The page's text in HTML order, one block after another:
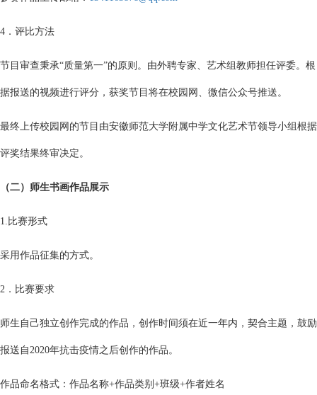
4．评比方法
节目审查秉承“质量第一”的原则。由外聘专家、艺术组教师担任评委。根
据报送的视频进行评分，获奖节目将在校园网、微信公众号推送。
最终上传校园网的节目由安徽师范大学附属中学文化艺术节领导小组根据
评奖结果终审决定。
（二）师生书画作品展示
1.比赛形式
采用作品征集的方式。
2．比赛要求
师生自己独立创作完成的作品，创作时间须在近一年内，契合主题，鼓励
报送自2020年抗击疫情之后创作的作品。
作品命名格式：作品名称+作品类别+班级+作者姓名